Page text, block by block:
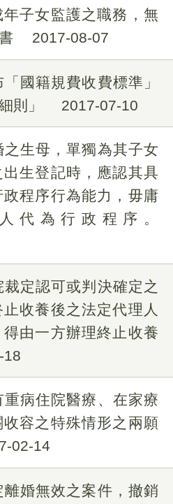
子女監護之職務，無
2017-08-07
國籍規費收費標準」
則」
2017-07-10
生母，單獨為其子女
生登記時，應認其具
程序行為能力，毋庸
代為行政程序。
定認可或判決確定之
收養後之法定代理人
由一方辦理終止收養
18
病住院醫療、在家療
容之特殊情形之兩願
02-14
婚無效之案件，撤銷